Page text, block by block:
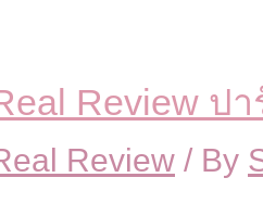
Review ปา
Review / By